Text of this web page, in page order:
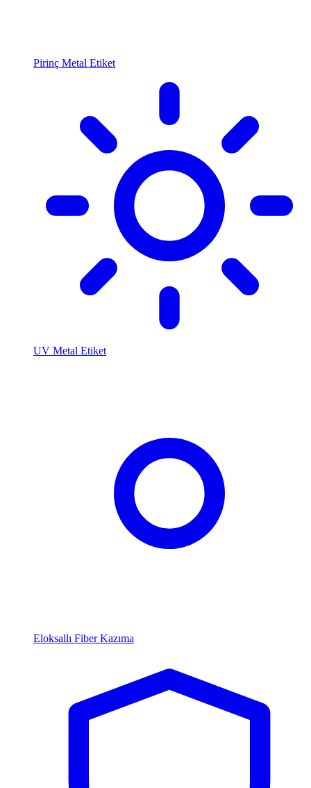
Pirinç Metal Etiket
UV Metal Etiket
Eloksallı Fiber Kazıma